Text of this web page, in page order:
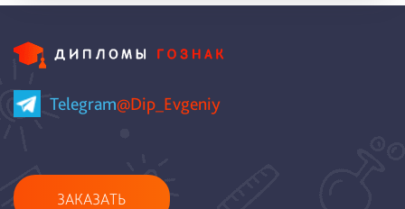
Telegram@Dip_Evgeniy
ЗАКАЗАТЬ